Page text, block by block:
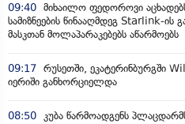
09:40 მიხაილო ფედოროვი
სამიზნეების წინააღმდეგ Starlink-ის
მასკთან მოლაპარაკებებს აწარმოებს
09:17 რუსეთში, ეკატერინბურგში
იერიში განხორციელდა
08:50
კუბა წარმოადგენს